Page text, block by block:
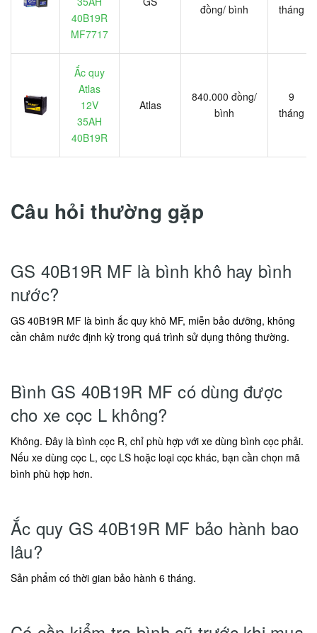
40B19R
MF7717
đồng/ bình
tháng
Ắc quy
Atlas
12V
35AH
40B19R
Atlas
840.000 đồng/
bình
9
tháng
Câu hỏi thường gặp
GS 40B19R MF là bình khô hay bình
nước?
GS 40B19R MF là bình ắc quy khô MF, miễn bảo dưỡng, không
cần châm nước định kỳ trong quá trình sử dụng thông thường.
Bình GS 40B19R MF có dùng được
cho xe cọc L không?
Không. Đây là bình cọc R, chỉ phù hợp với xe dùng bình cọc phải.
Nếu xe dùng cọc L, cọc LS hoặc loại cọc khác, bạn cần chọn mã
bình phù hợp hơn.
Ắc quy GS 40B19R MF bảo hành bao
lâu?
Sản phẩm có thời gian bảo hành 6 tháng.